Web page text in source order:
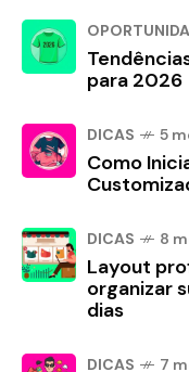
para 2026
DICAS 5
Como
DICAS 8
Layout
organizar
dias
DICAS 7